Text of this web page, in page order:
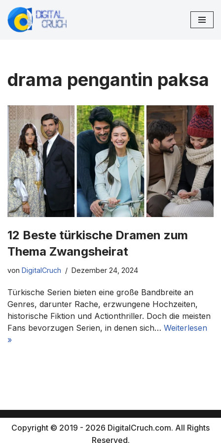
Zum
drama pengantin paksa
12 Beste türkische Dramen zum
Thema Zwangsheirat
von DigitalCruch Dezember 24, 2024
Türkische Serien bieten eine große Bandbreite an
Genres, darunter Rache, erzwungene Hochzeiten,
historische Fiktion und Actionthriller. Doch die meisten
Fans bevorzugen Serien, in denen sich… Weiterlesen
»
Copyright © 2019 - 2026 DigitalCruch.com. All Rights
Reserved.